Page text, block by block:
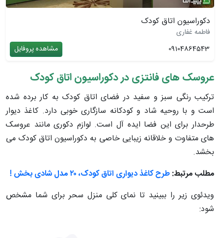
دکوراسیون اتاق کودک
فاطمه غفاری
09104864543
مشاهده پروفایل
عروسک های فانتزی در دکوراسیون اتاق کودک
ترکیب رنگی سبز و سفید در فضای اتاق کودک به کار برده شده
است و با روحیه شاد و کودکانه سازگاری خوبی دارد. کاغذ دیوار
طرحدار برای این فضا ایده آل است. لوازم دکوری مانند عروسک
های متفاوت و خلاقانه زیبایی خاصی به دکوراسیون اتاق کودک می
بخشد.
مطلب مرتبط:طرح کاغذ دیواری اتاق کودک، ۲۰ مدل شادی بخش !
ویدئوی زیر را ببینید تا نمای کلی منزل سحر برای شما مشخص
شود: